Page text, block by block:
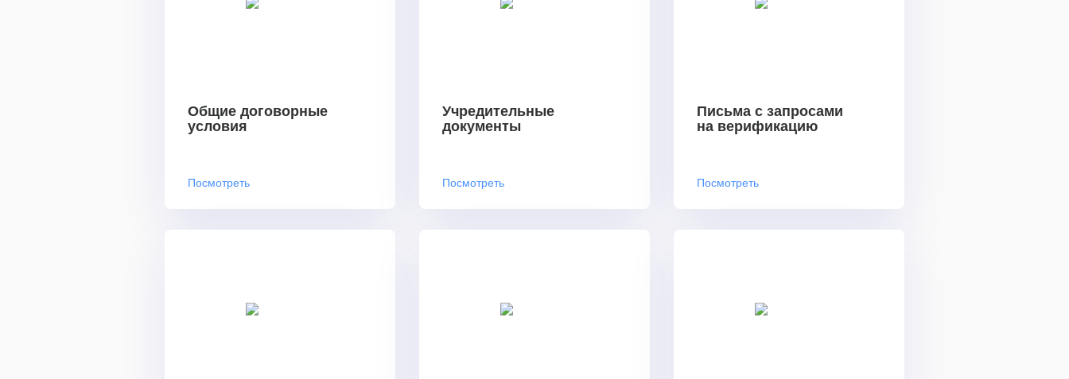
Общие договорные
условия
Посмотреть
Учредительные
документы
Посмотреть
Письма с запросами
на верификацию
Посмотреть